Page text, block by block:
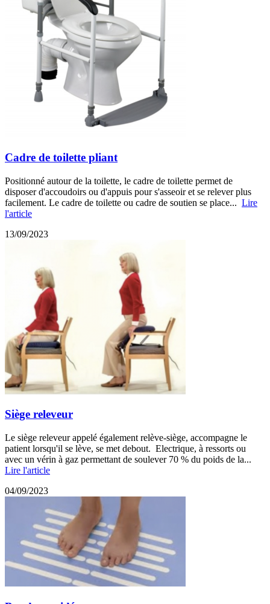
Cadre de toilette pliant
Positionné autour de la toilette, le cadre de toilette permet de
disposer d'accoudoirs ou d'appuis pour s'asseoir et se relever plus
facilement. Le cadre de toilette ou cadre de soutien se place... Lire
l'article
13/09/2023
Siège releveur
Le siège releveur appelé également relève-siège, accompagne le
patient lorsqu'il se lève, se met debout. Electrique, à ressorts ou
avec un vérin à gaz permettant de soulever 70 % du poids de la...
Lire l'article
04/09/2023